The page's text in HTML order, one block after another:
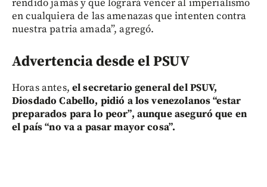
rendido jamás y que logrará vencer al imperialismo
en cualquiera de las amenazas que intenten contra
nuestra patria amada”, agregó.
Advertencia desde el PSUV
Horas antes, el secretario general del PSUV,
Diosdado Cabello, pidió a los venezolanos “estar
preparados para lo peor”, aunque aseguró que en
el país “no va a pasar mayor cosa”.